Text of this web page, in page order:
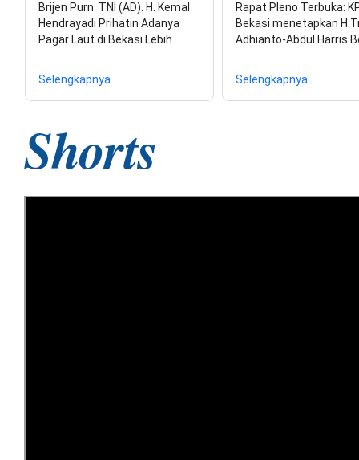
Brijen Purn. TNI (AD). H. Kemal
Hendrayadi Prihatin Adanya
Pagar Laut di Bekasi Lebih…
Selengkapnya
Rapat Pleno Terbuka:
Bekasi menetapkan
Adhianto-Abdul Harris
Selengkapnya
Shorts